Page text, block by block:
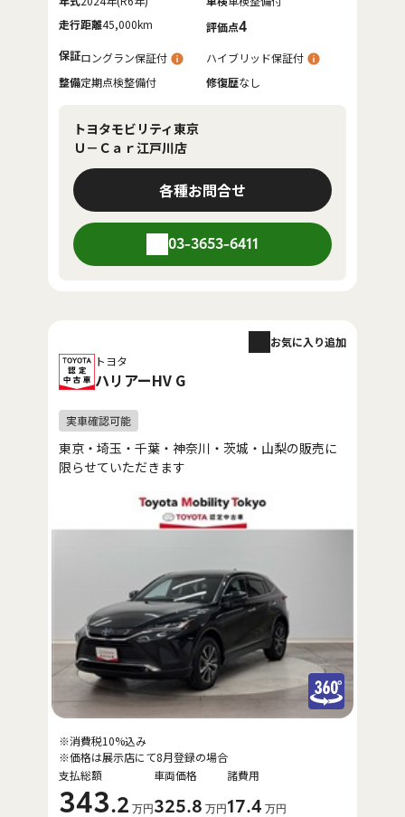
走行距離45,000km 評価点4
保証ロングラン保証付
ハイブリッド保証付
整備定期点検整備付 修復歴なし
トヨタモビリティ東京
Ｕ－Ｃａｒ江戸川店
各種お問合せ
03-3653-6411
トヨタ
ハリアーHV G
お気に入り追加
東京・埼玉・千葉・神奈川・茨城・山梨の販売に
限らせていただきます
支払総額
343.2 万円
車両価格
325.8 万円
諸費用
17.4 万円
※消費税10%込み
※価格は展示店にて8月登録の場合